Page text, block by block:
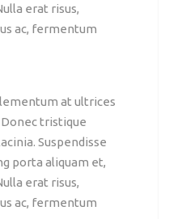
erat risus,
ac, fermentum
at ultrices
Donec tristique
Suspendisse
porta aliquam et,
erat risus,
ac, fermentum